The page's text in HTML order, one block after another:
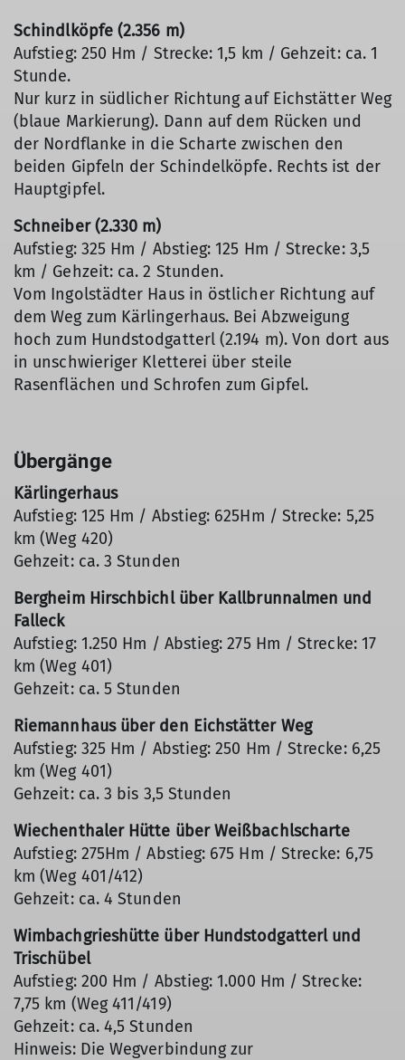
Schindlköpfe (2.356 m)
Aufstieg: 250 Hm / Strecke: 1,5 km / Gehzeit: ca. 1
Stunde.
Nur kurz in südlicher Richtung auf Eichstätter Weg
(blaue Markierung). Dann auf dem Rücken und
der Nordflanke in die Scharte zwischen den
beiden Gipfeln der Schindelköpfe. Rechts ist der
Hauptgipfel.
Schneiber (2.330 m)
Aufstieg: 325 Hm / Abstieg: 125 Hm / Strecke: 3,5
km / Gehzeit: ca. 2 Stunden.
Vom Ingolstädter Haus in östlicher Richtung auf
dem Weg zum Kärlingerhaus. Bei Abzweigung
hoch zum Hundstodgatterl (2.194 m). Von dort aus
in unschwieriger Kletterei über steile
Rasenflächen und Schrofen zum Gipfel.
Übergänge
Kärlingerhaus
Aufstieg: 125 Hm / Abstieg: 625Hm / Strecke: 5,25
km (Weg 420)
Gehzeit: ca. 3 Stunden
Bergheim Hirschbichl über Kallbrunnalmen und
Falleck
Aufstieg: 1.250 Hm / Abstieg: 275 Hm / Strecke: 17
km (Weg 401)
Gehzeit: ca. 5 Stunden
Riemannhaus über den Eichstätter Weg
Aufstieg: 325 Hm / Abstieg: 250 Hm / Strecke: 6,25
km (Weg 401)
Gehzeit: ca. 3 bis 3,5 Stunden
Wiechenthaler Hütte über Weißbachlscharte
Aufstieg: 275Hm / Abstieg: 675 Hm / Strecke: 6,75
km (Weg 401/412)
Gehzeit: ca. 4 Stunden
Wimbachgrieshütte über Hundstodgatterl und
Trischübel
Aufstieg: 200 Hm / Abstieg: 1.000 Hm / Strecke:
7,75 km (Weg 411/419)
Gehzeit: ca. 4,5 Stunden
Hinweis: Die Wegverbindung zur